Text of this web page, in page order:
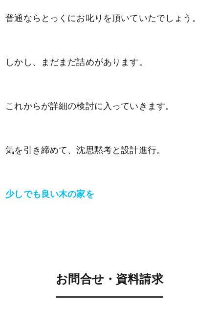
普通ならとっくにお叱りを頂いていたでしょう。
しかし、まだまだ詰めがあります。
これからが詳細の検討に入っていきます。
気を引き締めて、沈思黙考と設計進行。
少しでも良い木の家を
お問合せ・資料請求